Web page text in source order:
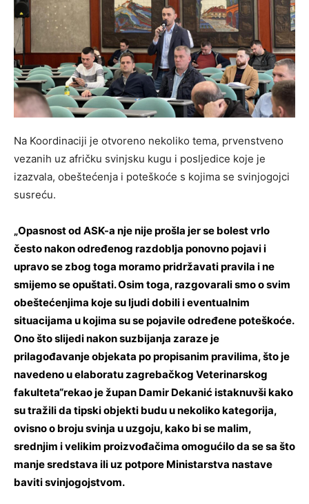
Na Koordinaciji je otvoreno nekoliko tema, prvenstveno
vezanih uz afričku svinjsku kugu i posljedice koje je
izazvala, obeštećenja i poteškoće s kojima se svinjogojci
susreću.
„Opasnost od ASK-a nje nije prošla jer se bolest vrlo
često nakon određenog razdoblja ponovno pojavi i
upravo se zbog toga moramo pridržavati pravila i ne
smijemo se opuštati. Osim toga, razgovarali smo o svim
obeštećenjima koje su ljudi dobili i eventualnim
situacijama u kojima su se pojavile određene poteškoće.
Ono što slijedi nakon suzbijanja zaraze je
prilagođavanje objekata po propisanim pravilima, što je
navedeno u elaboratu zagrebačkog Veterinarskog
fakulteta“rekao je župan Damir Dekanić istaknuvši kako
su tražili da tipski objekti budu u nekoliko kategorija,
ovisno o broju svinja u uzgoju, kako bi se malim,
srednjim i velikim proizvođačima omogućilo da se sa što
manje sredstava ili uz potpore Ministarstva nastave
baviti svinjogojstvom.